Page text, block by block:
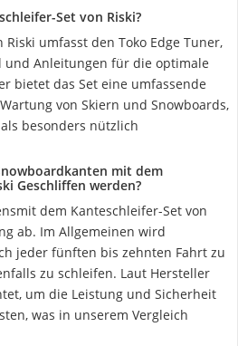
Set von Riski?
Riski umfasst den Toko Edge Tuner,
und Anleitungen für die optimale
bietet das Set eine umfassende
von Skiern und Snowboards,
besonders nützlich
mit dem
Geschliffen werden?
dem Kanteschleifer-Set von
ab. Im Allgemeinen wird
jeder fünften bis zehnten Fahrt zu
zu schleifen. Laut Hersteller
um die Leistung und Sicherheit
was in unserem Vergleich